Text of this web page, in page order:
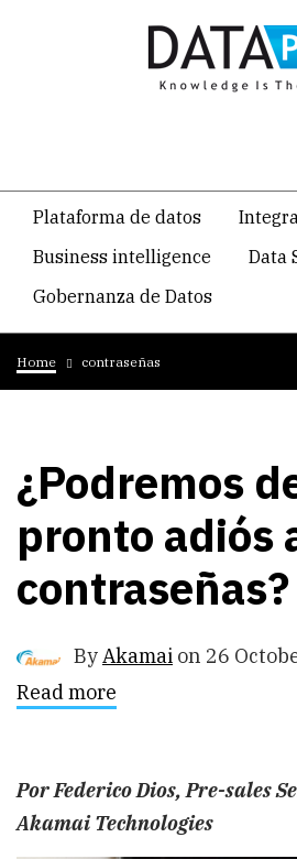
Navegacion
temática
principal
Plataforma de datos
Business intelligence
Data
Gobernanza de Datos
Breadcrumb
Home contraseñas
¿Podremos
pronto adiós
contraseñas?
ByAkamai on 26
Read more
a
las
contraseñas?
Por Federico Dios, Pre-sales
Akamai Technologies